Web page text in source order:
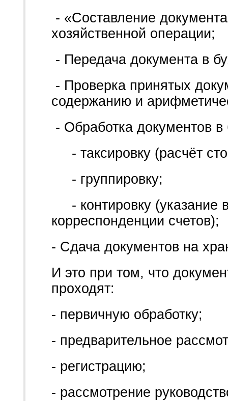
- «Составление
хозяйственной операции;
- Передача документа в
- Проверка принятых
содержанию и
- Обработка документов в
- таксировку (расчёт
- группировку;
- контировку (указание
корреспонденции счетов);
- Сдача документов на
И это при том, что
проходят:
- первичную обработку;
- предварительное
- регистрацию;
- рассмотрение